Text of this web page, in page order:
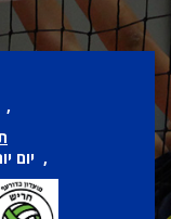
,
, יום יום